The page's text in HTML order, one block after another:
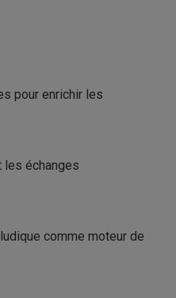
pour enrichir les
les échanges
comme moteur de